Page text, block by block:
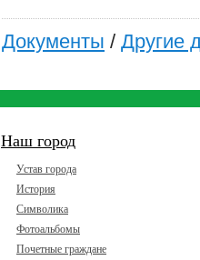
Документы / Другие
Наш город
Устав города
История
Символика
Фотоальбомы
Почетные граждане